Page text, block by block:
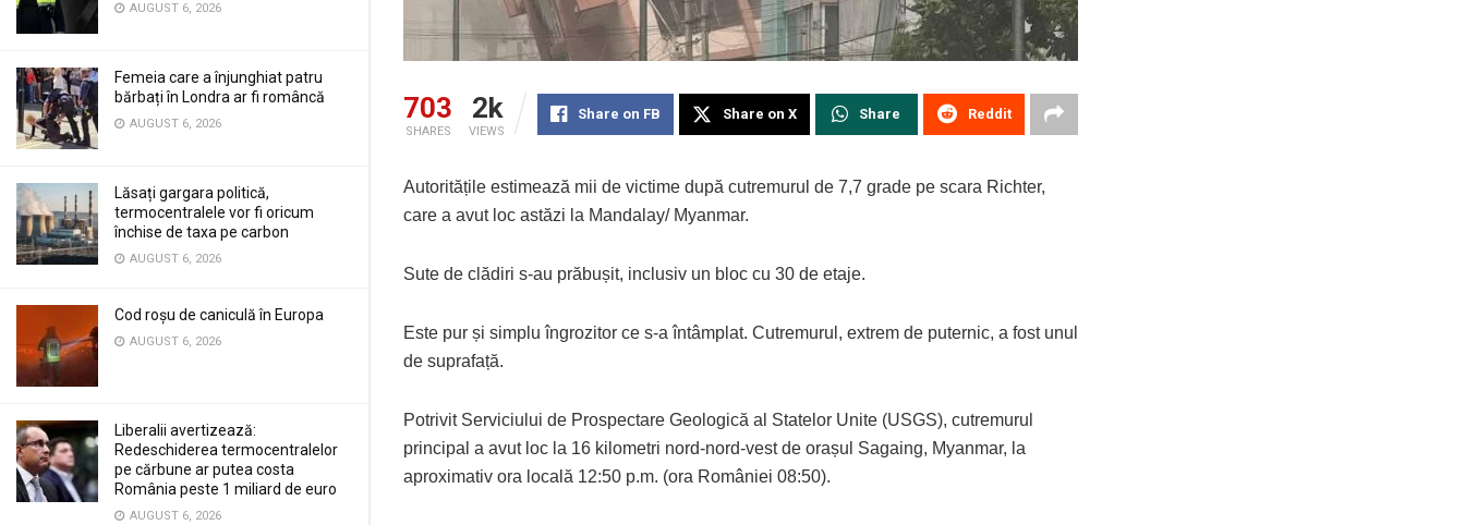
AUGUST 6, 2026
Femeia care a înjunghiat patru
bărbați în Londra ar fi româncă
AUGUST 6, 2026
Lăsați gargara politică,
termocentralele vor fi oricum
închise de taxa pe carbon
AUGUST 6, 2026
Cod roșu de caniculă în Europa
AUGUST 6, 2026
Liberalii avertizează:
Redeschiderea termocentralelor
pe cărbune ar putea costa
România peste 1 miliard de euro
AUGUST 6, 2026
703
SHARES
2k
VIEWS
Share on FB Share on X Share Reddit
Autoritățile estimează mii de victime după cutremurul de 7,7 grade pe scara Richter,
care a avut loc astăzi la Mandalay/ Myanmar.
Sute de clădiri s-au prăbușit, inclusiv un bloc cu 30 de etaje.
Este pur și simplu îngrozitor ce s-a întâmplat. Cutremurul, extrem de puternic, a fost unul
de suprafață.
Potrivit Serviciului de Prospectare Geologică al Statelor Unite (USGS), cutremurul
principal a avut loc la 16 kilometri nord-nord-vest de orașul Sagaing, Myanmar, la
aproximativ ora locală 12:50 p.m. (ora României 08:50).